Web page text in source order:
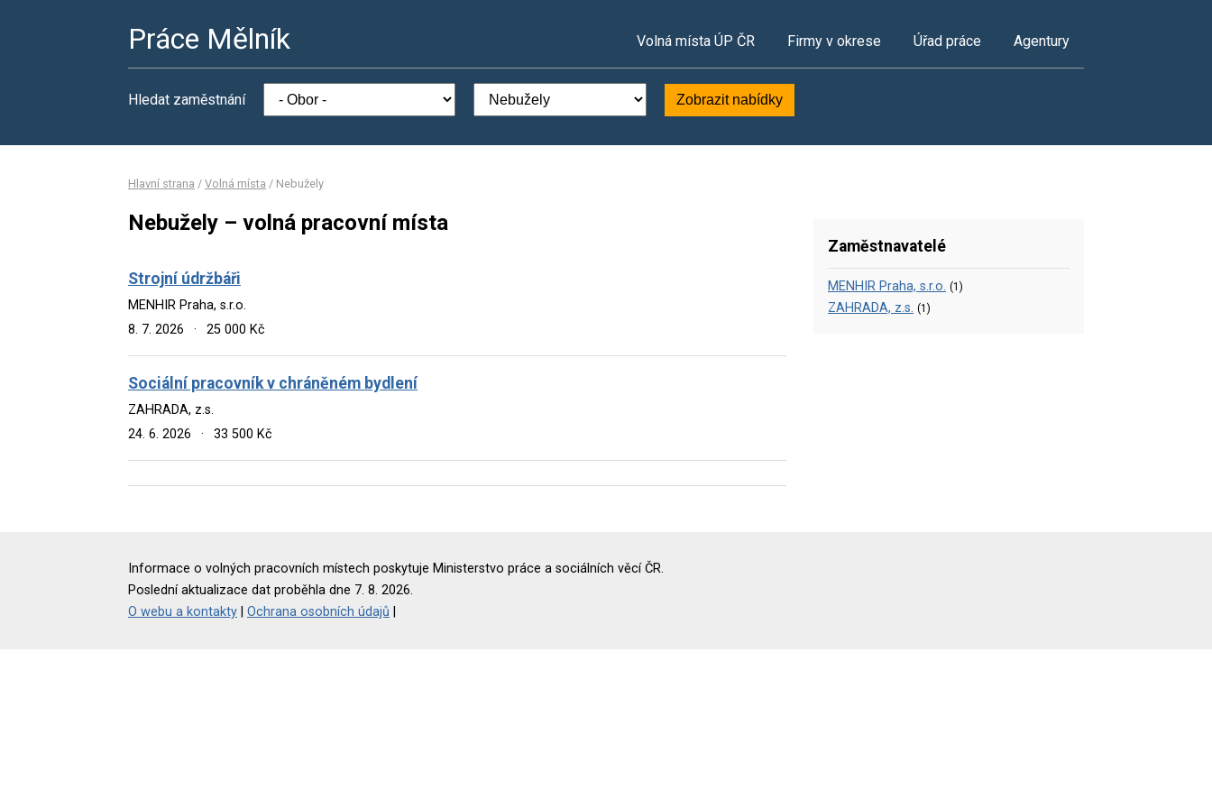
Práce Mělník Volná místa ÚP ČR Firmy v okrese Úřad práce Agentury
Hledat zaměstnání Zobrazit nabídky
Hlavní strana / Volná místa / Nebužely
Nebužely – volná pracovní místa
Strojní údržbáři
MENHIR Praha, s.r.o.
8. 7. 2026
· 25 000 Kč
Sociální pracovník v chráněném bydlení
ZAHRADA, z.s.
24. 6. 2026
· 33 500 Kč
Zaměstnavatelé
MENHIR Praha, s.r.o. (1)
ZAHRADA, z.s. (1)
Informace o volných pracovních místech poskytuje Ministerstvo práce a sociálních věcí ČR.
Poslední aktualizace dat proběhla dne 7. 8. 2026.
O webu a kontakty
Ochrana osobních údajů